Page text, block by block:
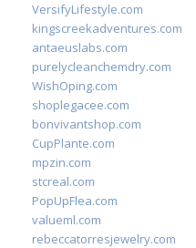
VersifyLifestyle.com
kingscreekadventures.com
antaeuslabs.com
purelycleanchemdry.com
WishOping.com
shoplegacee.com
bonvivantshop.com
CupPlante.com
mpzin.com
stcreal.com
PopUpFlea.com
valueml.com
rebeccatorresjewelry.com